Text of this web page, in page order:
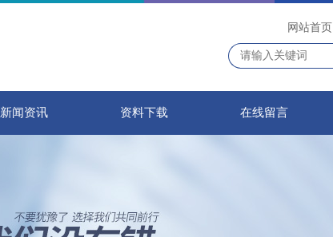
网站首页
新闻资讯 资料下载 在线留言